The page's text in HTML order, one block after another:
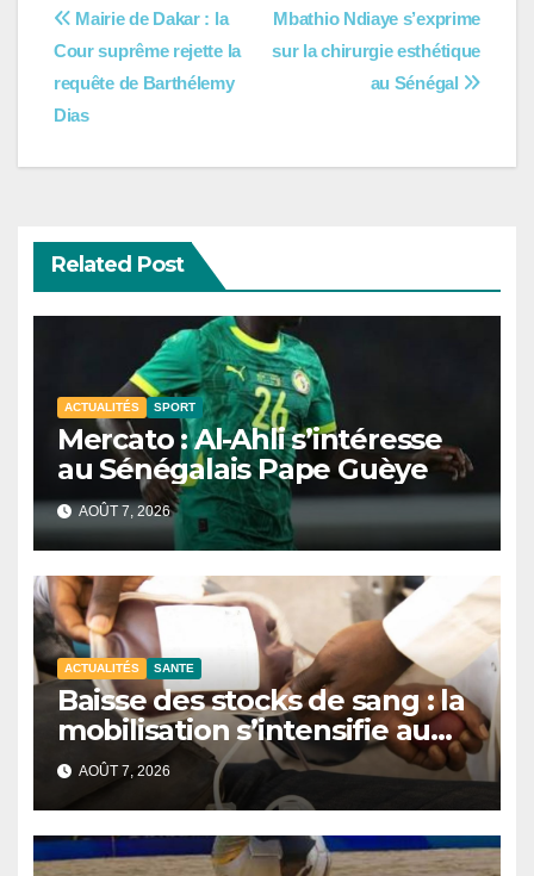
Navigation
de
l’article
Mbathio Ndiaye s’exprime
sur la chirurgie esthétique
au Sénégal
Mairie de Dakar : la
Cour suprême rejette la
requête de Barthélemy
Dias
Related Post
ACTUALITÉS SPORT
Mercato : Al-Ahli s’intéresse
au Sénégalais Pape Guèye
AOÛT 7, 2026
ACTUALITÉS SANTE
Baisse des stocks de sang : la
mobilisation s’intensifie au
CNTS de Dakar.
AOÛT 7, 2026